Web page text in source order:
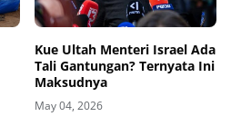
Kue Ultah Menteri Israel Ada
Tali Gantungan? Ternyata Ini
Maksudnya
May 04, 2026